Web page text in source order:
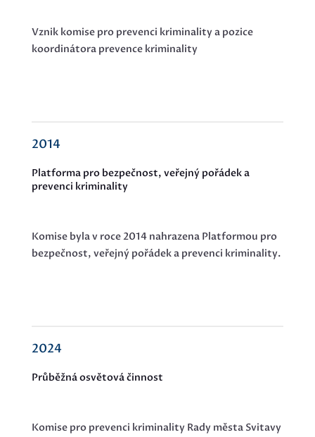
Vznik komise pro prevenci kriminality a pozice
koordinátora prevence kriminality
2014
Platforma pro bezpečnost, veřejný pořádek a
prevenci kriminality
Komise byla v roce 2014 nahrazena Platformou pro
bezpečnost, veřejný pořádek a prevenci kriminality.
2024
Průběžná osvětová činnost
Komise pro prevenci kriminality Rady města Svitavy